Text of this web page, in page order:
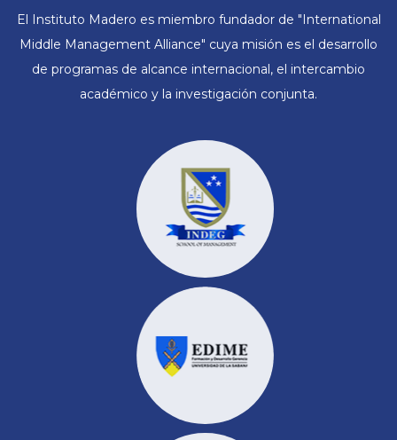
El Instituto Madero es miembro fundador de "International
Middle Management Alliance" cuya misión es el desarrollo
de programas de alcance internacional, el intercambio
académico y la investigación conjunta.